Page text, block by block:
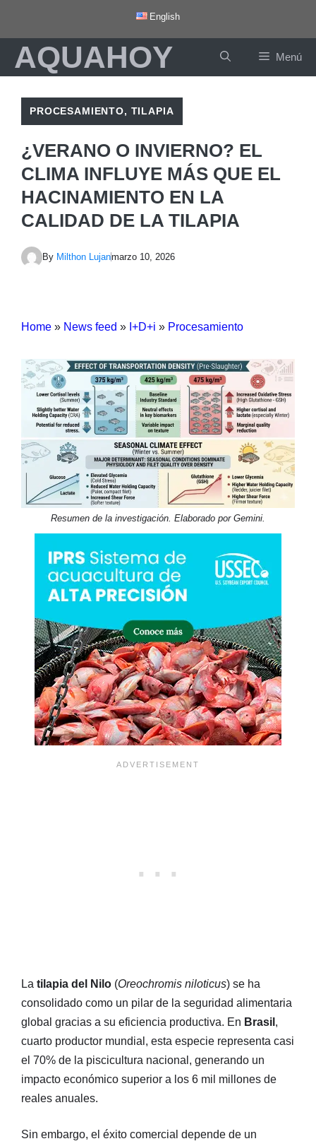
contenido
English
AQUAHOY Menú
PROCESAMIENTO, TILAPIA
¿VERANO O INVIERNO? EL
CLIMA INFLUYE MÁS QUE EL
HACINAMIENTO EN LA
CALIDAD DE LA TILAPIA
By Milthon Lujanmarzo 10, 2026
Home » News feed » I+D+i » Procesamiento
Resumen de la investigación. Elaborado por Gemini.
La tilapia del Nilo (Oreochromis niloticus) se ha
consolidado como un pilar de la seguridad alimentaria
global gracias a su eficiencia productiva. En Brasil ,
cuarto productor mundial, esta especie representa casi
el 70% de la piscicultura nacional, generando un
impacto económico superior a los 6 mil millones de
reales anuales.
Sin embargo, el éxito comercial depende de un